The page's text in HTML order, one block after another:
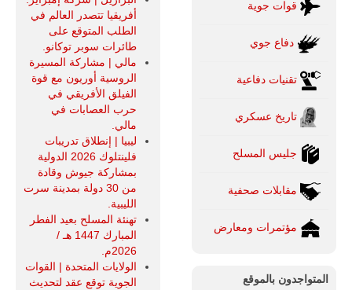
قوات جوية
دفاع جوي
تقنيات دفاعية
تاريخ عسكري
جليس المسلح
مقابلات صحفية
مؤتمرات ومعارض
المتواجدون بالموقع
أفريقيا تتصدر العالم في
الطلب المتوقع على
طائرات سوبر توكانو.
مالي | مشاركة المسيرة
الروسية أوريون مع قوة
الفيلق الأفريقي في
حرب العصابات في
مالي.
ليبيا | إنطلاق تدريبات
فلينتلوك 2026 الدولية
بمشاركة جيوش وقادة
من 30 دولة بمدينة سرت
الليبية.
تهنئة المسلح بعيد الفطر
المبارك 1447 هـ /
2026م.
الولايات المتحدة | القوات
الجوية توقع عقد لتحديث